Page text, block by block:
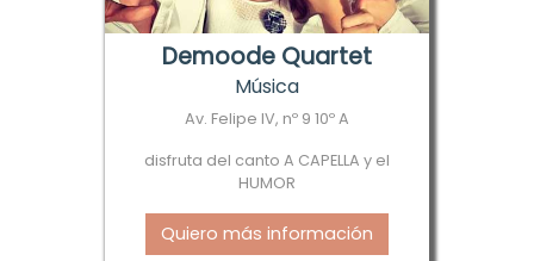
Demoode Quartet
Música
Av. Felipe IV, nº 9 10º A
disfruta del canto A CAPELLA y el
HUMOR
Quiero más información